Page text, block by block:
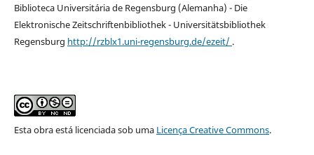
Biblioteca Universitária de Regensburg (Alemanha) - Die
Elektronische Zeitschriftenbibliothek - Universitätsbibliothek
Regensburg http://rzblx1.uni-regensburg.de/ezeit/ .
Esta obra está licenciada sob uma Licença Creative Commons.